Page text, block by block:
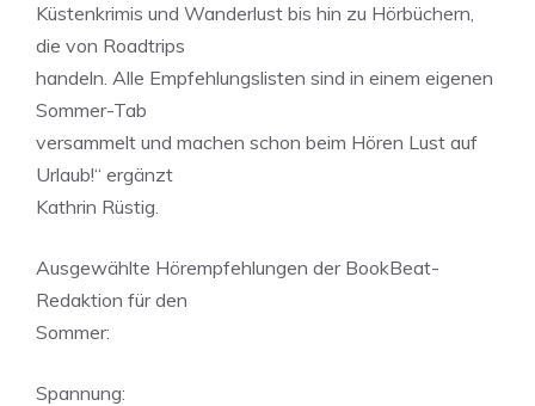
Küstenkrimis und Wanderlust bis hin zu Hörbüchern,
die von Roadtrips
handeln. Alle Empfehlungslisten sind in einem eigenen
Sommer-Tab
versammelt und machen schon beim Hören Lust auf
Urlaub!“ ergänzt
Kathrin Rüstig.
Ausgewählte Hörempfehlungen der BookBeat-
Redaktion für den
Sommer:
Spannung: